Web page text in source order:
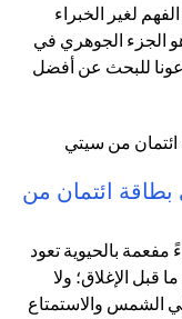
لغير الخبراء
الجزء الجوهري في
للبحث عن أفضل
ائتمان من
مفعمة بالحيوية تعود
قبل الإغلاق؛ ولا
الشمس والاستمتاع